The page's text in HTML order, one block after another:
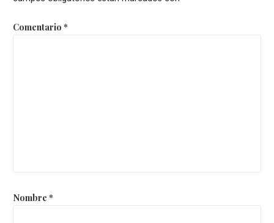
Comentario *
Nombre *